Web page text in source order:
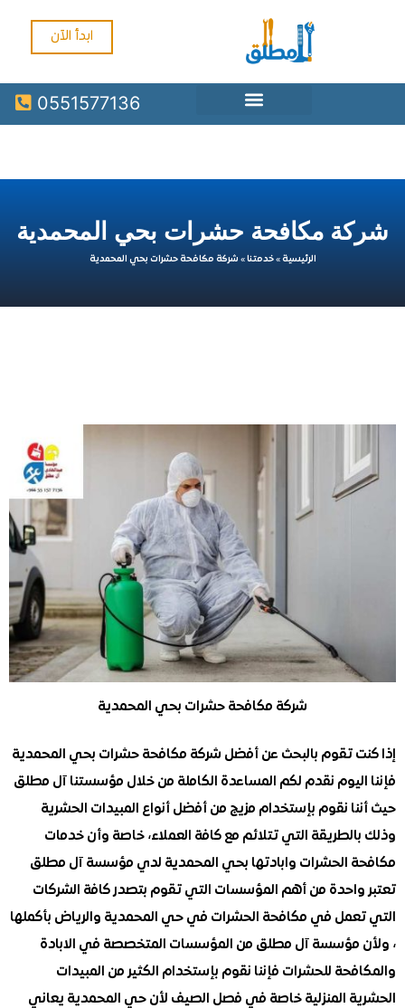
0551577136
مكافحة حشرات بحي المحمدية
خدمتنا»شركة مكافحة حشرات بحي المحمدية
شركة مكافحة حشرات بحي المحمدية
تقوم بالبحث عن أفضل شركة مكافحة حشرات بحي المحمدية
نقدم لكم المساعدة الكاملة من خلال مؤسستنا آل مطلق
نقوم بإستخدام مزيج من أفضل أنواع المبيدات الحشرية
التي تتلائم مع كافة العملاء، خاصة وأن خدمات
الحشرات وابادتها بحي المحمدية لدي مؤسسة آل مطلق
من أهم المؤسسات التي تقوم بتصدر كافة الشركات
في مكافحة الحشرات في حي المحمدية والرياض بأكملها
مؤسسة آل مطلق من المؤسسات المتخصصة في الابادة
للحشرات فإننا نقوم بإستخدام الكثير من المبيدات
المنزلية خاصة في فصل الصيف لأن حي المحمدية يعاني